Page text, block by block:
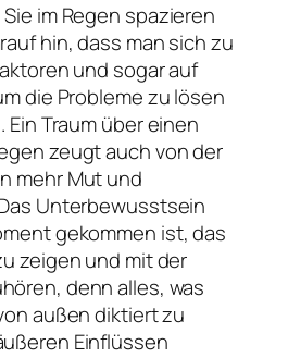
im Regen spazieren
hin, dass man sich zu
und sogar auf
die Probleme zu lösen
Traum über einen
zeugt auch von der
mehr Mut und
Unterbewusstsein
gekommen ist, das
zeigen und mit der
denn alles, was
außen diktiert zu
Einflüssen